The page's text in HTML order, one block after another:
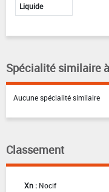
Liquide
Spécialité similaire à
Aucune spécialité similaire
Classement
Xn : Nocif